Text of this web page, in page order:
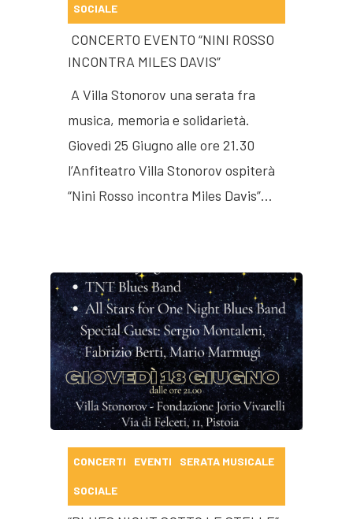
SOCIALE
CONCERTO EVENTO “NINI ROSSO
INCONTRA MILES DAVIS”
A Villa Stonorov una serata fra
musica, memoria e solidarietà.
Giovedì 25 Giugno alle ore 21.30
l’Anfiteatro Villa Stonorov ospiterà
“Nini Rosso incontra Miles Davis”…
CONCERTI EVENTI SERATA MUSICALE
SOCIALE